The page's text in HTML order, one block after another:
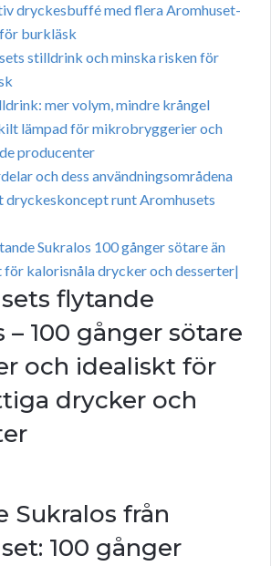
dryckesbuffé med flera Aromhuset-
burkläsk
stilldrink och minska risken för
mer volym, mindre krångel
lämpad för mikrobryggerier och
producenter
och dess användningsområdena
runt Aromhusets
Sukralos 100 gånger sötare än
kalorisnåla drycker och desserter|
flytande
– 100 gånger sötare
och idealiskt för
drycker och
Sukralos från
100 gånger